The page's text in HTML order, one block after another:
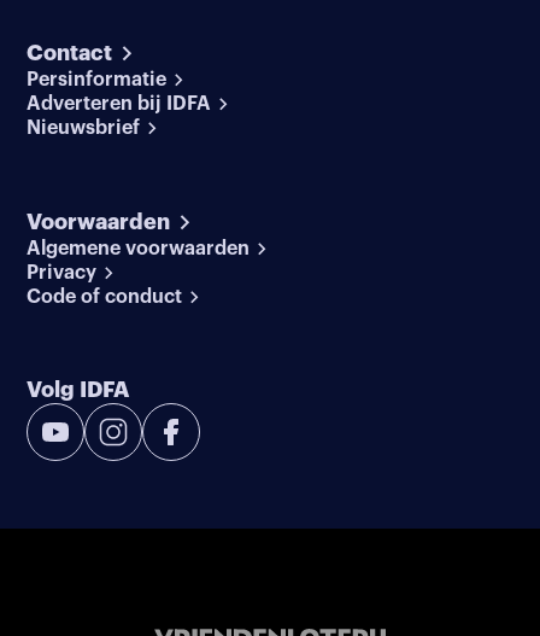
Contact
Persinformatie
Adverteren bij IDFA
Nieuwsbrief
Voorwaarden
Algemene voorwaarden
Privacy
Code of conduct
Volg IDFA